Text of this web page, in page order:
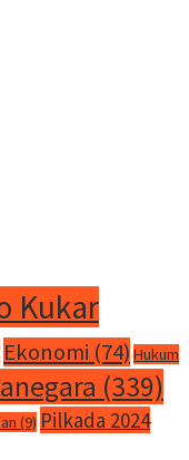
Kukar
Ekonomi (74) Hukum
(339)
(9) Pilkada 2024